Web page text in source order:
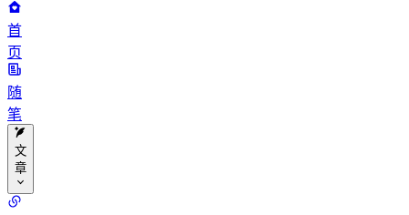
首
页
随
笔
文
章